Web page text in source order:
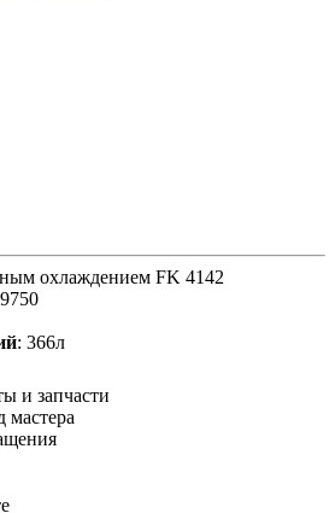
охлаждением FK 4142
: 366л
и запчасти
мастера